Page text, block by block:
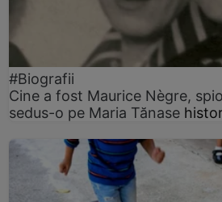
#Biografii
Cine a fost Maurice Nègre,
sedus-o pe Maria Tănase